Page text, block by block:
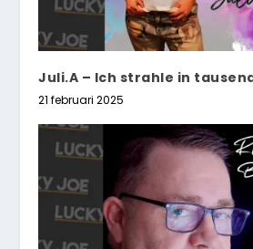
Juli.A – Ich strahle in
21 februari 2025